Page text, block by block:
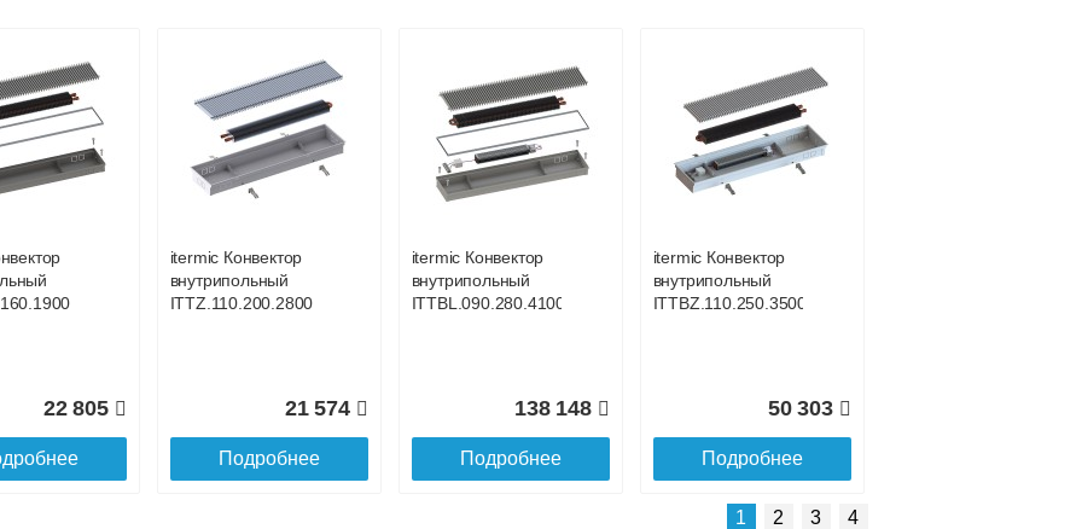
6 697 7 496
Подробнее
23 311
Подробнее
27 656
Подробнее
itermic
цвета
5 702
Решетка
алюминиевая
поперечная itermic
SGL.900.340 цвета
6 605
Решетка
алюминиевая
поперечная itermic
SGL.900.400 цвета
шампань
8 246
Решетка
алюминиевая
поперечная itermic
SGL.600.340 цвета
4 419
22 805
itermic Конвектор
внутрипольный
ITTZ.110.200.2800
21 574
Подробнее
itermic Конвектор
внутрипольный
ITTBL.090.280.4100
138 148
Подробнее
itermic Конвектор
внутрипольный
ITTBZ.110.250.3500
50 303
Подробнее
1 2 3 4